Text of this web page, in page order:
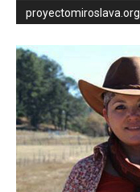
proyectomiroslava.org